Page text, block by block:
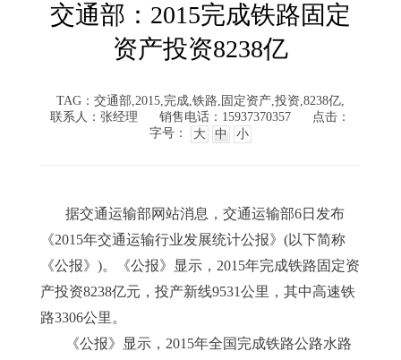
交通部：2015完成铁路固定
资产投资8238亿
TAG：交通部,2015,完成,铁路,固定资产,投资,8238亿,
联系人：张经理
销售电话：15937370357
点击：
字号：
大 中 小
据交通运输部网站消息，交通运输部6日发布
《2015年交通运输行业发展统计公报》(以下简称
《公报》)。《公报》显示，2015年完成铁路固定资
产投资8238亿元，投产新线9531公里，其中高速铁
路3306公里。
《公报》显示，2015年全国完成铁路公路水路